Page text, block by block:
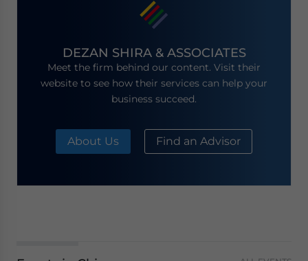
DEZAN SHIRA & ASSOCIATES
Meet the firm behind our content. Visit their
website to see how their services can help your
business succeed.
About Us Find an Advisor